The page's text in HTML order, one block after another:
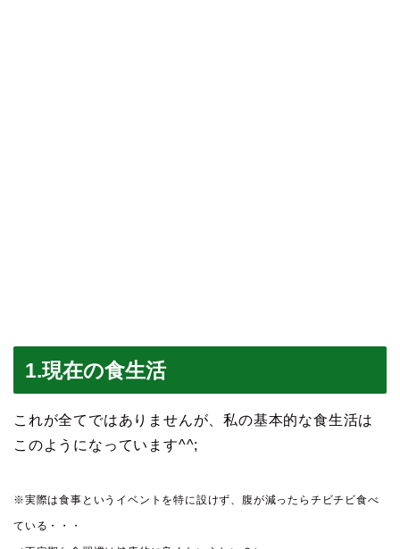
1.現在の食生活
これが全てではありませんが、私の基本的な食生活は
このようになっています^^;
※実際は食事というイベントを特に設けず、腹が減ったらチビチビ食べ
ている・・・